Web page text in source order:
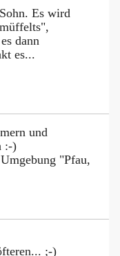
Es wird
dann
es...
und
:-)
"Pfau,
;-)